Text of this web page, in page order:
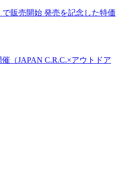
販売開始 発売を記念した特価
（JAPAN C.R.C.×アウトドア